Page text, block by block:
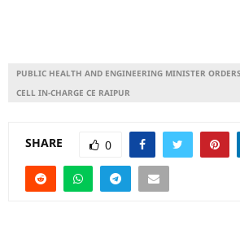
PUBLIC HEALTH AND ENGINEERING MINISTER
CELL IN-CHARGE CE RAIPUR
SHARE 0